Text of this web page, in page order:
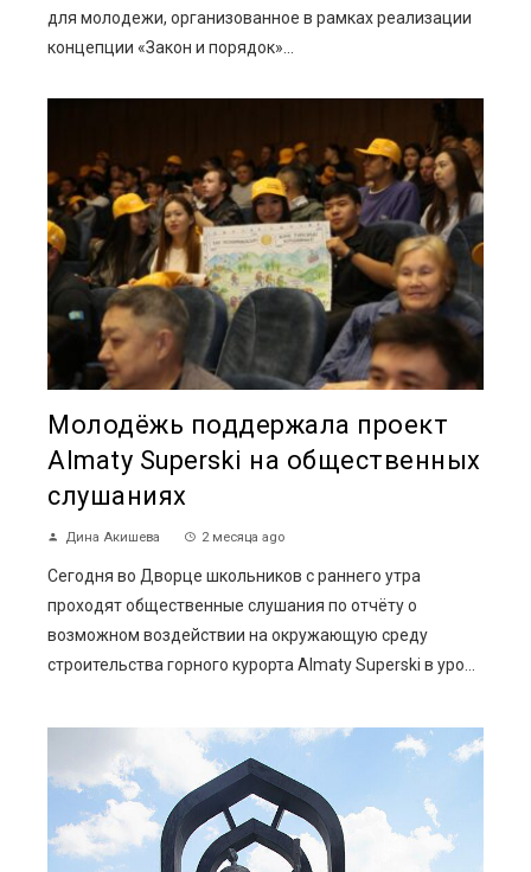
для молодежи, организованное в рамках реализации
концепции «Закон и порядок»...
Молодёжь поддержала проект
Almaty Superski на общественных
слушаниях
Дина Акишева 2 месяца ago
Сегодня во Дворце школьников с раннего утра
проходят общественные слушания по отчёту о
возможном воздействии на окружающую среду
строительства горного курорта Almaty Superski в уро...